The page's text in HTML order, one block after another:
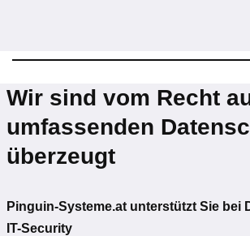
Wir sind vom Recht
umfassenden
überzeugt
Pinguin-Systeme.at unterstützt Sie bei
IT-Security